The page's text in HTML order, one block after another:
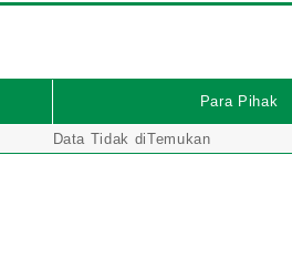
Para Pihak
Data Tidak diTemukan